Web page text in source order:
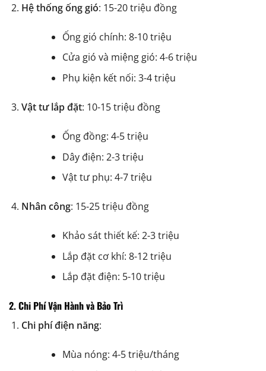
Hệ thống ống gió: 15-20 triệu đồng
Ống gió chính: 8-10 triệu
Cửa gió và miệng gió: 4-6 triệu
Phụ kiện kết nối: 3-4 triệu
Vật tư lắp đặt: 10-15 triệu đồng
Ống đồng: 4-5 triệu
Dây điện: 2-3 triệu
Vật tư phụ: 4-7 triệu
Nhân công: 15-25 triệu đồng
Khảo sát thiết kế: 2-3 triệu
Lắp đặt cơ khí: 8-12 triệu
Lắp đặt điện: 5-10 triệu
2. Chi Phí Vận Hành và Bảo Trì
Chi phí điện năng:
Mùa nóng: 4-5 triệu/tháng